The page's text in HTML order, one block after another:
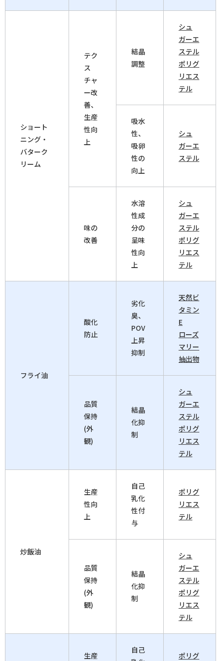
ショート
ニング・
バターク
リーム
テク
ス
チャ
ー改
善、
生産
性向
上
結晶
調整
シュ
ガーエ
ステル
ポリグ
リエス
テル
吸水
性、
吸卵
性の
向上
シュ
ガーエ
ステル
味の
改善
水溶
性成
分の
呈味
性向
上
シュ
ガーエ
ステル
ポリグ
リエス
テル
フライ油
酸化
防止
劣化
臭、
POV
上昇
抑制
天然ビ
タミン
E
ローズ
マリー
抽出物
品質
保持
(外
観)
結晶
化抑
制
シュ
ガーエ
ステル
ポリグ
リエス
テル
炒飯油
生産
性向
上
自己
乳化
性付
与
ポリグ
リエス
テル
品質
保持
(外
観)
結晶
化抑
制
シュ
ガーエ
ステル
ポリグ
リエス
テル
生産
自己
ポリグ